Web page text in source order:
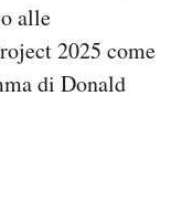
alle
2025 come
di Donald